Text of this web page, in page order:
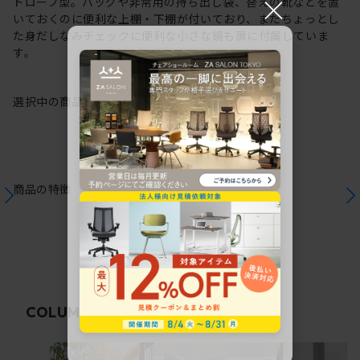
いておくのに便利な上棚・下棚が付いており、またちょっとし
た身だしなみチェックに便利な小さな鏡も扉に付属していま
す。
選択中の商品情報注意事項
商品の特徴
COLUMN関連コラム
×